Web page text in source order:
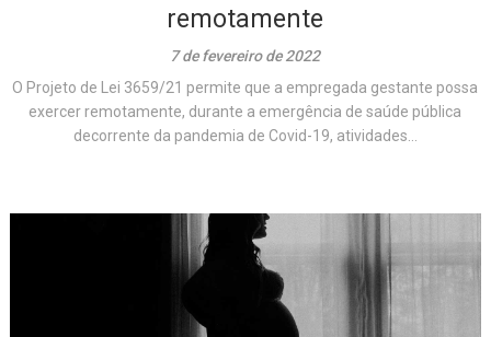
remotamente
7 de fevereiro de 2022
O Projeto de Lei 3659/21 permite que a empregada gestante possa
exercer remotamente, durante a emergência de saúde pública
decorrente da pandemia de Covid-19, atividades...